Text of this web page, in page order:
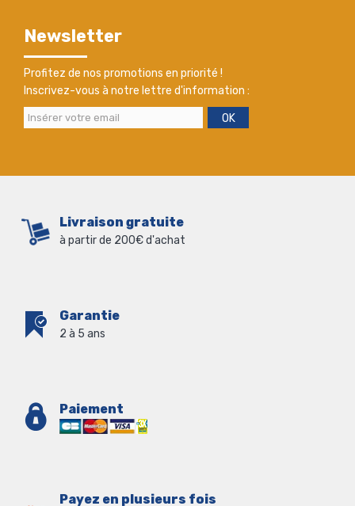
Newsletter
Profitez de nos promotions en priorité !
Inscrivez-vous à notre lettre d'information :
OK
Livraison gratuite
à partir de 200€ d'achat
Garantie
2 à 5 ans
Paiement
Payez en plusieurs fois